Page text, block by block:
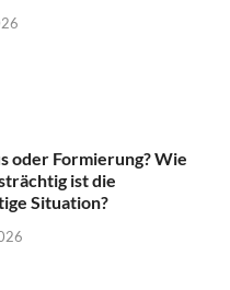
oder Formierung? Wie
ist die
Situation?